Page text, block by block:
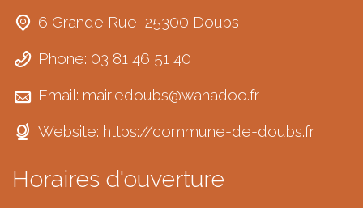
6 Grande Rue, 25300 Doubs
Phone: 03 81 46 51 40
Email: mairiedoubs@wanadoo.fr
Website: https://commune-de-doubs.fr
Horaires d'ouverture